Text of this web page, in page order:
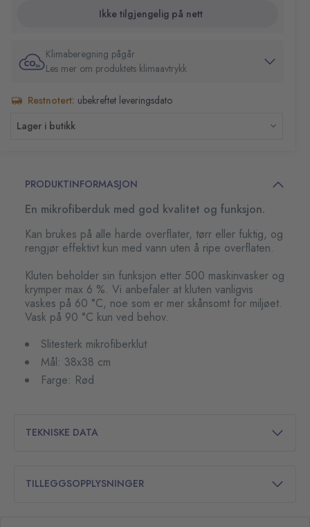
Ikke tilgjengelig på nett
Klimaberegning pågår
Les mer om produktets klimaavtrykk
Restnotert: ubekreftet leveringsdato
Lager i butikk
PRODUKTINFORMASJON
En mikrofiberduk med god kvalitet og funksjon.
Kan brukes på alle harde overflater, tørr eller fuktig, og
rengjør effektivt kun med vann uten å ripe overflaten.
Kluten beholder sin funksjon etter 500 maskinvasker og
krymper max 6 %. Vi anbefaler at kluten vanligvis
vaskes på 60 °C, noe som er mer skånsomt for miljøet.
Vask på 90 °C kun ved behov.
Slitesterk mikrofiberklut
Mål: 38x38 cm
Farge: Rød
TEKNISKE DATA
TILLEGGSOPPLYSNINGER